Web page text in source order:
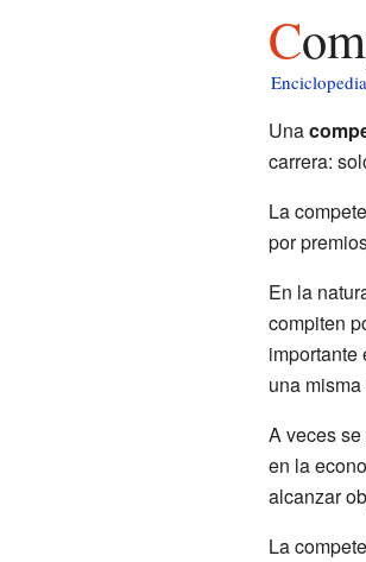
Una
carrera:
La
por
En la
compiten
importante
una
A veces
en la
alcanzar
La